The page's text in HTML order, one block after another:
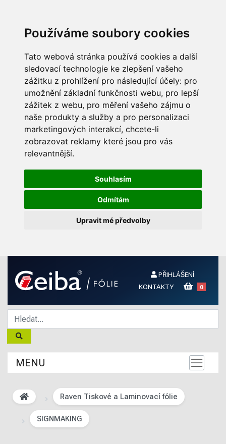
Používáme soubory cookies
Tato webová stránka používá cookies a další
sledovací technologie ke zlepšení vašeho
zážitku z prohlížení pro následující účely: pro
umožnění základní funkčnosti webu, pro lepší
zážitek z webu, pro měření vašeho zájmu o
naše produkty a služby a pro personalizaci
marketingových interakcí, chcete-li
zobrazovat reklamy které jsou pro vás
relevantnější.
Souhlasím
Odmítám
Upravit mé předvolby
PŘIHLÁŠENÍ
KONTAKTY
0
MENU
Raven Tiskové a Laminovací fólie
SIGNMAKING